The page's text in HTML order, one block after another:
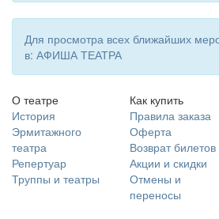
Для просмотра всех ближайших
в: АФИША ТЕАТРА
О театре
История
Эрмитажного
театра
Репертуар
Труппы и театры
Как купить
Правила заказа
Оферта
Возврат билетов
Акции и скидки
Отмены и
переносы